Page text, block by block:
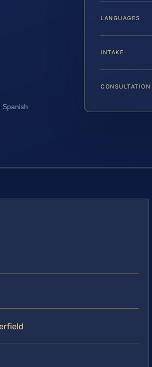
Spanish
LANGUAGES
INTAKE
CONSULTATION